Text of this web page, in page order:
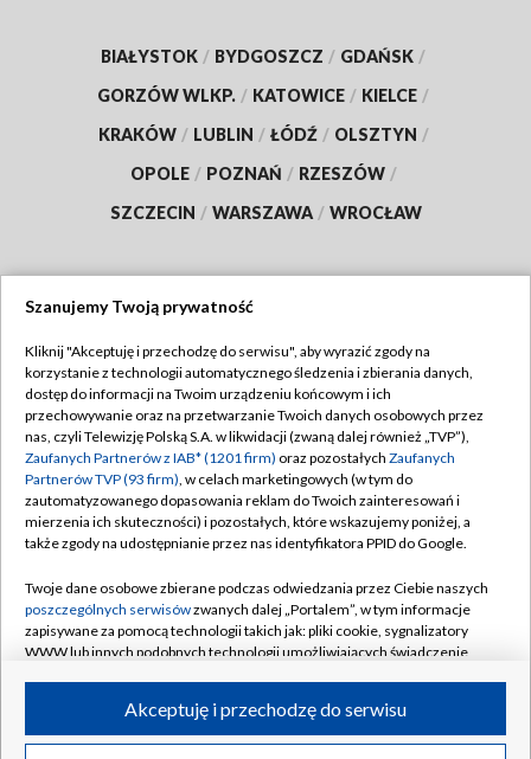
BIAŁYSTOK / BYDGOSZCZ / GDAŃSK /
GORZÓW WLKP. / KATOWICE / KIELCE /
KRAKÓW / LUBLIN / ŁÓDŹ / OLSZTYN /
OPOLE / POZNAŃ / RZESZÓW /
SZCZECIN / WARSZAWA / WROCŁAW
TVP
Abonament TVP
Emisja w TVP
Centrum informacji TVP
Naziemna Telewizja Cyfrowa
Rada Programowa
System NOS
Informacje o nadawcy
Program dla prasy
Regulamin TVP
Polityka prywatności
Moje zgody
Pomoc
Kontakt
Kanały
©2026 Telewizja Polska S.A. w likwidacji
Szanujemy Twoją prywatność
Kliknij "Akceptuję i przechodzę do serwisu", aby wyrazić zgody na
korzystanie z technologii automatycznego śledzenia i zbierania danych,
dostęp do informacji na Twoim urządzeniu końcowym i ich
przechowywanie oraz na przetwarzanie Twoich danych osobowych przez
nas, czyli Telewizję Polską S.A. w likwidacji (zwaną dalej również „TVP”),
Zaufanych Partnerów z IAB* (1201 firm) oraz pozostałych Zaufanych
Partnerów TVP (93 firm), w celach marketingowych (w tym do
zautomatyzowanego dopasowania reklam do Twoich zainteresowań i
mierzenia ich skuteczności) i pozostałych, które wskazujemy poniżej, a
także zgody na udostępnianie przez nas identyfikatora PPID do Google.
Twoje dane osobowe zbierane podczas odwiedzania przez Ciebie naszych
poszczególnych serwisówzwanych dalej „Portalem”, w tym informacje
zapisywane za pomocą technologii takich jak: pliki cookie, sygnalizatory
WWW lub innych podobnych technologii umożliwiających świadczenie
ruchu w Internecie.Akceptuję i przechodzę do serwisu